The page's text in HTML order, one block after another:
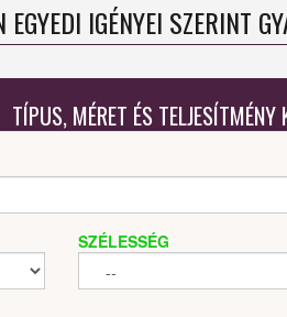
EGYEDI IGÉNYEI SZERINT
TÍPUS, MÉRET ÉS TELJESÍTMÉNY
SZÉLESSÉG